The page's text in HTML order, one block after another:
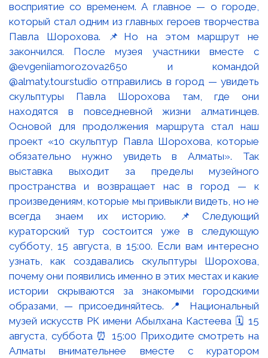
восприятие со временем. А главное — о городе,
который стал одним из главных героев творчества
Павла Шорохова. 📌Но на этом маршрут не
закончился. После музея участники вместе с
@evgeniiamorozova2650 и командой
@almaty.tourstudio отправились в город — увидеть
скульптуры Павла Шорохова там, где они
находятся в повседневной жизни алматинцев.
Основой для продолжения маршрута стал наш
проект «10 скульптур Павла Шорохова, которые
обязательно нужно увидеть в Алматы». Так
выставка выходит за пределы музейного
пространства и возвращает нас в город — к
произведениям, которые мы привыкли видеть, но не
всегда знаем их историю. 📌Следующий
кураторский тур состоится уже в следующую
субботу, 15 августа, в 15:00. Если вам интересно
узнать, как создавались скульптуры Шорохова,
почему они появились именно в этих местах и какие
истории скрываются за знакомыми городскими
образами, — присоединяйтесь. 📍 Национальный
музей искусств РК имени Абылхана Кастеева 🗓 15
августа, суббота ⏰ 15:00 Приходите смотреть на
Алматы внимательнее вместе с куратором